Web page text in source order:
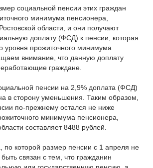
социальной пенсии этих граждан
минимума пенсионера,
области, и они получают
доплату (ФСД) к пенсии, которая
уровня прожиточного минимума
внимание, что данную доплату
граждане.
пенсии на 2,9% доплата (ФСД)
в сторону уменьшения. Таким образом,
по-прежнему остался не ниже
минимума пенсионера,
составляет 8488 рублей.
по которой размер пенсии с 1 апреля не
связан с тем, что гражданин